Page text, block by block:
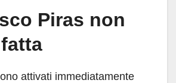
Piras non
attivati immediatamente